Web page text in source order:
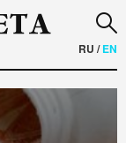
RU /EN